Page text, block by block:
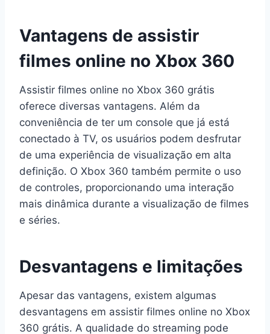
Vantagens de assistir
filmes online no Xbox 360
Assistir filmes online no Xbox 360 grátis
oferece diversas vantagens. Além da
conveniência de ter um console que já está
conectado à TV, os usuários podem desfrutar
de uma experiência de visualização em alta
definição. O Xbox 360 também permite o uso
de controles, proporcionando uma interação
mais dinâmica durante a visualização de filmes
e séries.
Desvantagens e limitações
Apesar das vantagens, existem algumas
desvantagens em assistir filmes online no Xbox
360 grátis. A qualidade do streaming pode